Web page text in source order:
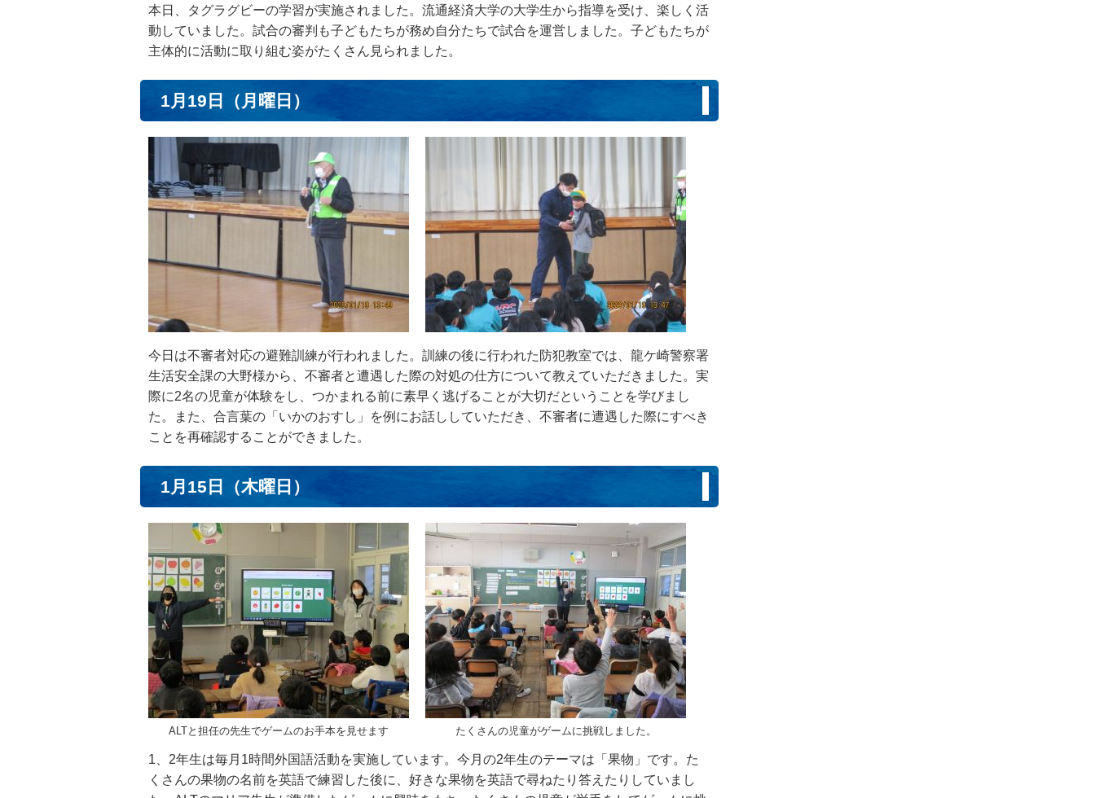
本日、タグラグビーの学習が実施されました。流通経済大学の大学生から指導を受け、楽しく活
動していました。試合の審判も子どもたちが務め自分たちで試合を運営しました。子どもたちが
主体的に活動に取り組む姿がたくさん見られました。
1月19日（月曜日）
今日は不審者対応の避難訓練が行われました。訓練の後に行われた防犯教室では、龍ケ崎警察署
生活安全課の大野様から、不審者と遭遇した際の対処の仕方について教えていただきました。実
際に2名の児童が体験をし、つかまれる前に素早く逃げることが大切だということを学びまし
た。また、合言葉の「いかのおすし」を例にお話ししていただき、不審者に遭遇した際にすべき
ことを再確認することができました。
1月15日（木曜日）
ALTと担任の先生でゲームのお手本を見せます たくさんの児童がゲームに挑戦しました。
1、2年生は毎月1時間外国語活動を実施しています。今月の2年生のテーマは「果物」です。た
くさんの果物の名前を英語で練習した後に、好きな果物を英語で尋ねたり答えたりしていまし